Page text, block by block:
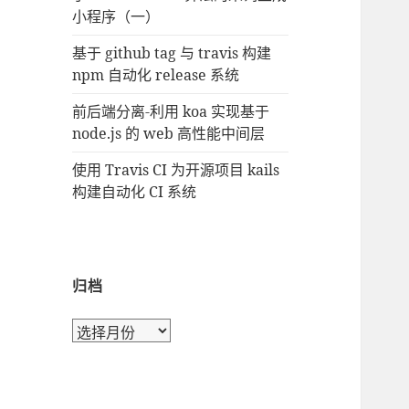
小程序（一）
基于 github tag 与 travis 构建
npm 自动化 release 系统
前后端分离-利用 koa 实现基于
node.js 的 web 高性能中间层
使用 Travis CI 为开源项目 kails
构建自动化 CI 系统
归档
归